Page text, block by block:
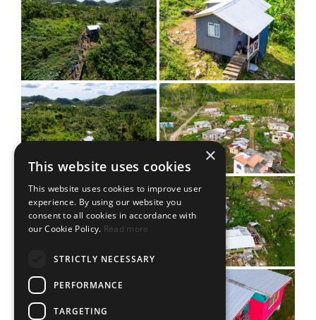
×
This website uses cookies
This website uses cookies to improve user
experience. By using our website you
consent to all cookies in accordance with
our Cookie Policy. Read more
STRICTLY NECESSARY
PERFORMANCE
TARGETING